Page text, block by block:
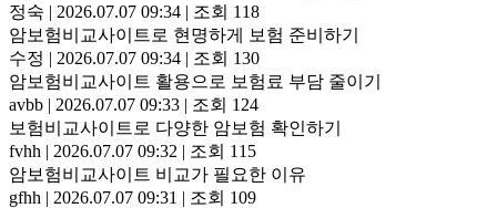
정숙 | 2026.07.07 09:34 | 조회 118
암보험비교사이트로 현명하게 보험 준비하기
수정 | 2026.07.07 09:34 | 조회 130
암보험비교사이트 활용으로 보험료 부담 줄이기
avbb | 2026.07.07 09:33 | 조회 124
보험비교사이트로 다양한 암보험 확인하기
fvhh | 2026.07.07 09:32 | 조회 115
암보험비교사이트 비교가 필요한 이유
gfhh | 2026.07.07 09:31 | 조회 109